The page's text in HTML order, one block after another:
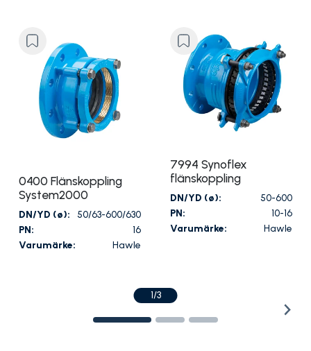
0400 Flänskoppling
System2000
DN/YD (ø):
50/63-600/630
PN:
16
Varumärke:
Hawle
7994 Synoflex
flänskoppling
DN/YD (ø):
50-600
PN:
10-16
Varumärke:
Hawle
1/3